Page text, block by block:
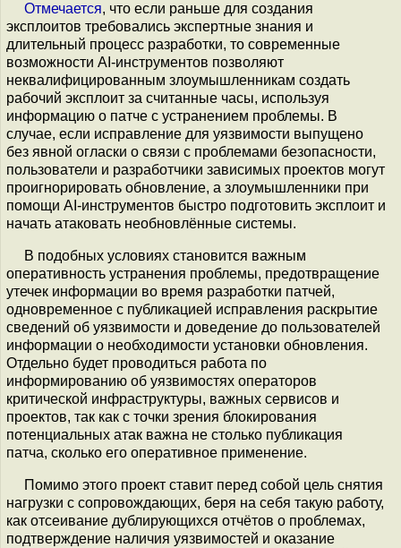
Отмечается, что если раньше для создания
эксплоитов требовались экспертные знания и
длительный процесс разработки, то современные
возможности AI-инструментов позволяют
неквалифицированным злоумышленникам создать
рабочий эксплоит за считанные часы, используя
информацию о патче с устранением проблемы. В
случае, если исправление для уязвимости выпущено
без явной огласки о связи с проблемами безопасности,
пользователи и разработчики зависимых проектов могут
проигнорировать обновление, а злоумышленники при
помощи AI-инструментов быстро подготовить эксплоит и
начать атаковать необновлённые системы.
В подобных условиях становится важным
оперативность устранения проблемы, предотвращение
утечек информации во время разработки патчей,
одновременное с публикацией исправления раскрытие
сведений об уязвимости и доведение до пользователей
информации о необходимости установки обновления.
Отдельно будет проводиться работа по
информированию об уязвимостях операторов
критической инфраструктуры, важных сервисов и
проектов, так как с точки зрения блокирования
потенциальных атак важна не столько публикация
патча, сколько его оперативное применение.
Помимо этого проект ставит перед собой цель снятия
нагрузки с сопровождающих, беря на себя такую работу,
как отсеивание дублирующихся отчётов о проблемах,
подтверждение наличия уязвимостей и оказание